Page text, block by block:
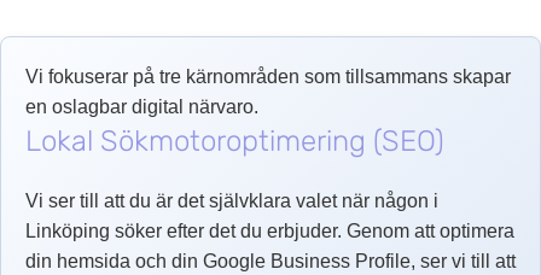
Vi fokuserar på tre kärnområden som tillsammans skapar
en oslagbar digital närvaro.
Lokal Sökmotoroptimering (SEO)
Vi ser till att du är det självklara valet när någon i
Linköping söker efter det du erbjuder. Genom att optimera
din hemsida och din Google Business Profile, ser vi till att